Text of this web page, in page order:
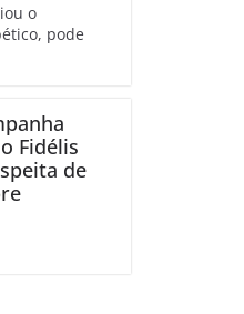
o
pode
Fidélis
de